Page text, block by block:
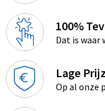
100%
Dat is waar
Lage
Op al onze